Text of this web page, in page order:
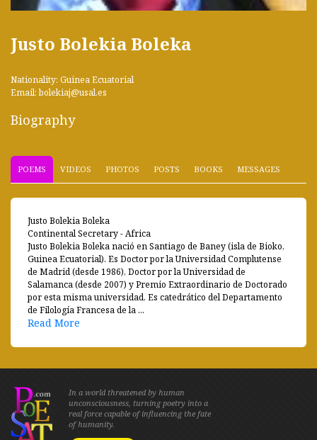
Justo Bolekia Boleka
Nationality: Guinea Ecuatorial
Email: bolekiaj@usal.es
Biography
POEMS VIDEOS PHOTOS POSTS BOOKS MESSAGES
Justo Bolekia Boleka
Continental Secretary - Africa
Justo Bolekia Boleka nació en Santiago de Baney (isla de Bioko,
Guinea Ecuatorial). Es Doctor por la Universidad Complutense
de Madrid (desde 1986), Doctor por la Universidad de
Salamanca (desde 2007) y Premio Extraordinario de Doctorado
por esta misma universidad. Es catedrático del Departamento
de Filología Francesa de la ...
Read More
In a world threatened by human
unconsciousness, turning poetry into a
real force capable of influencing the fate
of humanity.